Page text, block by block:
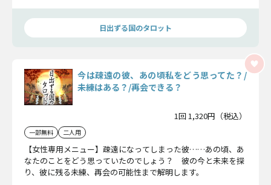
日出ずる国のタロット
今は疎遠の彼、あの頃私をどう思ってた？/
未練はある？/再会できる？
1回 1,320円（税込）
一部無料 二人用
【女性専用メニュー】疎遠になってしまった彼……あの頃、あ
なたのことをどう思っていたのでしょう？ 彼の今と未来を探
り、彼に残る未練、再会の可能性まで解明します。